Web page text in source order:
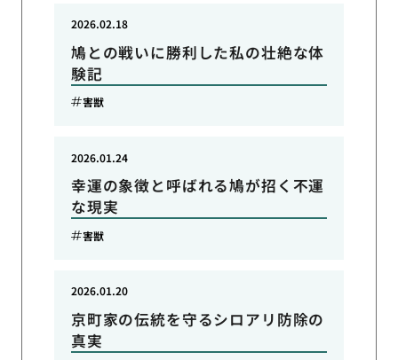
鳩との戦いに勝利した私の壮絶な体
験記
2026.02.18
害獣
幸運の象徴と呼ばれる鳩が招く不運
な現実
2026.01.24
害獣
京町家の伝統を守るシロアリ防除の
真実
2026.01.20